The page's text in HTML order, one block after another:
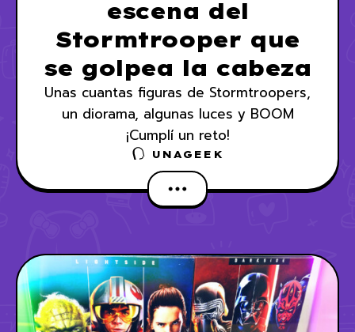
escena del
Stormtrooper que
se golpea la cabeza
Unas cuantas figuras de Stormtroopers,
un diorama, algunas luces y BOOM
¡Cumplí un reto!
UNAGEEK